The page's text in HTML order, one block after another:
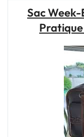
Sac Week-